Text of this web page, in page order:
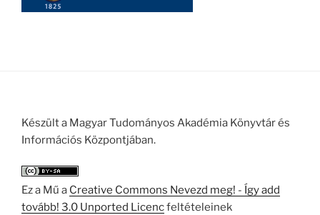
Készült a Magyar Tudományos Akadémia Könyvtár és
Információs Központjában.
Ez a Mű a Creative Commons Nevezd meg! - Így add
tovább! 3.0 Unported Licencfeltételeinek